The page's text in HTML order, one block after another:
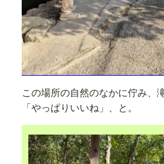
この場所の自然のなかに佇み、
「やっぱりいいね」、と。